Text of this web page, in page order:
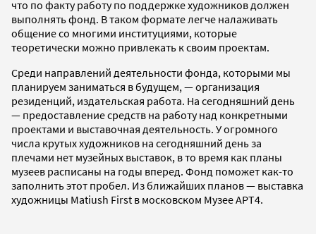
что по факту работу по поддержке художников должен
выполнять фонд. В таком формате легче налаживать
общение со многими институциями, которые
теоретически можно привлекать к своим проектам.
Среди направлений деятельности фонда, которыми мы
планируем заниматься в будущем, — организация
резиденций, издательская работа. На сегодняшний день
— предоставление средств на работу над конкретными
проектами и выставочная деятельность. У огромного
числа крутых художников на сегодняшний день за
плечами нет музейных выставок, в то время как планы
музеев расписаны на годы вперед. Фонд поможет как-то
заполнить этот пробел. Из ближайших планов — выставка
художницы Matiush First в московском Музее АРТ4.